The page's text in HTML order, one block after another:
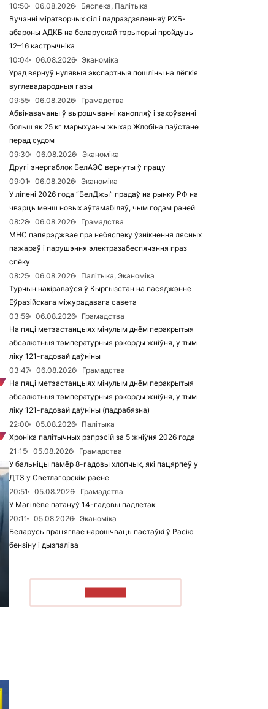
10:50
06.08.2026
Бяспека, Палітыка
Вучэнні міратворчых сіл і падраздзяленняў РХБ-
абароны АДКБ на беларускай тэрыторыі пройдуць
12–16 кастрычніка
10:04
06.08.2026
Эканоміка
Урад вярнуў нулявыя экспартныя пошліны на лёгкія
вуглевадародныя газы
09:55
06.08.2026
Грамадства
Абвінавачаны ў вырошчванні канопляў і захоўванні
больш як 25 кг марыхуаны жыхар Жлобіна паўстане
перад судом
09:30
06.08.2026
Эканоміка
Другі энергаблок БелАЭС вернуты ў працу
09:01
06.08.2026
Эканоміка
У ліпені 2026 года “БелДжы” прадаў на рынку РФ на
чвэрць менш новых аўтамабіляў, чым годам раней
08:28
06.08.2026
Грамадства
МНС папярэджвае пра небяспеку ўзнікнення лясных
пажараў і парушэння электразабеспячэння праз
спёку
08:25
06.08.2026
Палітыка, Эканоміка
Турчын накіраваўся ў Кыргызстан на пасяджэнне
Еўразійскага міжурадавага савета
03:59
06.08.2026
Грамадства
На пяці метэастанцыях мінулым днём перакрытыя
абсалютныя тэмпературныя рэкорды жніўня, у тым
ліку 121-гадовай даўніны
03:47
06.08.2026
Грамадства
На пяці метэастанцыях мінулым днём перакрытыя
абсалютныя тэмпературныя рэкорды жніўня, у тым
ліку 121-гадовай даўніны (падрабязна)
22:00
05.08.2026
Палітыка
Хроніка палітычных рэпрэсій за 5 жніўня 2026 года
21:15
05.08.2026
Грамадства
У бальніцы памёр 8-гадовы хлопчык, які пацярпеў у
ДТЗ у Светлагорскім раёне
20:51
05.08.2026
Грамадства
У Магілёве патануў 14-гадовы падлетак
20:11
05.08.2026
Эканоміка
Беларусь працягвае нарошчваць пастаўкі ў Расію
бензіну і дызпаліва